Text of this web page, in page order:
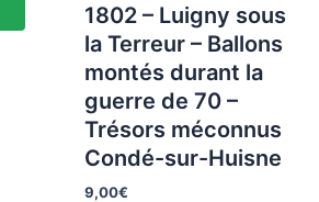
1802 – Luigny sous
la Terreur – Ballons
montés durant la
guerre de 70 –
Trésors méconnus
Condé-sur-Huisne
9,00€